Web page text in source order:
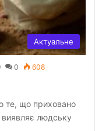
Актуальне
0 608
те, що приховано
виявляє людську